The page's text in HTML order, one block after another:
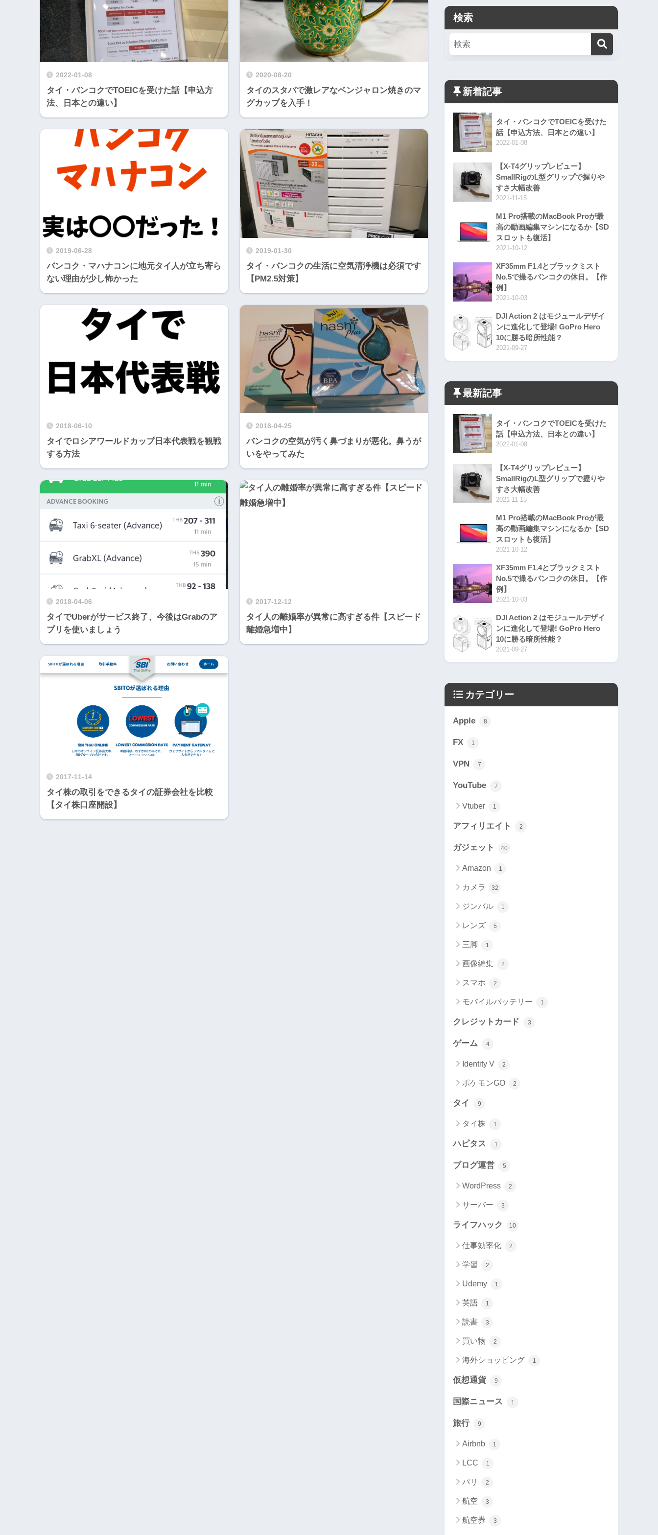
2022-01-08
タイ・バンコクでTOEICを受けた話【申込方
法、日本との違い】
2020-08-20
タイのスタバで激レアなベンジャロン焼きのマ
グカップを入手！
2019-06-28
バンコク・マハナコンに地元タイ人が立ち寄ら
ない理由が少し怖かった
2019-01-30
タイ・バンコクの生活に空気清浄機は必須です
【PM2.5対策】
2018-06-10
タイでロシアワールドカップ日本代表戦を観戦
する方法
2018-04-25
バンコクの空気が汚く鼻づまりが悪化。鼻うが
いをやってみた
2018-04-06
タイでUberがサービス終了、今後はGrabのア
プリを使いましょう
2017-12-12
タイ人の離婚率が異常に高すぎる件【スピード
離婚急増中】
2017-11-14
タイ株の取引をできるタイの証券会社を比較
【タイ株口座開設】
検索
新着記事
タイ・バンコクでTOEICを受けた
話【申込方法、日本との違い】
2022-01-08
【X-T4グリップレビュー】
SmallRigのL型グリップで握りや
すさ大幅改善
2021-11-15
M1 Pro搭載のMacBook Proが最
高の動画編集マシンになるか【SD
スロットも復活】
2021-10-12
XF35mm F1.4とブラックミスト
No.5で撮るバンコクの休日。【作
例】
2021-10-03
DJI Action 2 はモジュールデザイ
ンに進化して登場! GoPro Hero
10に勝る暗所性能？
2021-09-27
最新記事
タイ・バンコクでTOEICを受けた
話【申込方法、日本との違い】
2022-01-08
【X-T4グリップレビュー】
SmallRigのL型グリップで握りや
すさ大幅改善
2021-11-15
M1 Pro搭載のMacBook Proが最
高の動画編集マシンになるか【SD
スロットも復活】
2021-10-12
XF35mm F1.4とブラックミスト
No.5で撮るバンコクの休日。【作
例】
2021-10-03
DJI Action 2 はモジュールデザイ
ンに進化して登場! GoPro Hero
10に勝る暗所性能？
2021-09-27
カテゴリー
Apple 8
FX 1
VPN 7
YouTube 7
Vtuber 1
アフィリエイト 2
ガジェット 40
Amazon 1
カメラ 32
ジンバル 1
レンズ 5
三脚 1
画像編集 2
スマホ 2
モバイルバッテリー 1
クレジットカード 3
ゲーム 4
Identity V 2
ポケモンGO 2
タイ 9
タイ株 1
ハピタス 1
ブログ運営 5
WordPress 2
サーバー 3
ライフハック 10
仕事効率化 2
学習 2
Udemy 1
英語 1
読書 3
買い物 2
海外ショッピング 1
仮想通貨 9
国際ニュース 1
旅行 9
Airbnb 1
LCC 1
パリ 2
航空 3
航空券 3